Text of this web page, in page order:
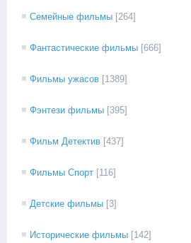
Семейные фильмы [264]
Фантастические фильмы [666]
Фильмы ужасов [1389]
Фэнтези фильмы [395]
Фильм Детектив [437]
Фильмы Спорт [116]
Детские фильмы [3]
Исторические фильмы [142]